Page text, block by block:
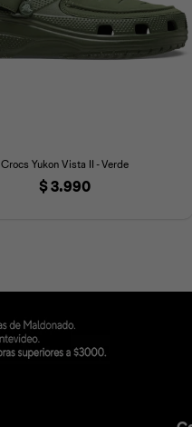
Crocs Yukon Vista II - Verde
$3.990